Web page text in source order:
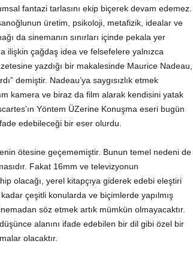
fantazi tarlasını ekip biçerek devam edemez.
üretim, psikoloji, metafizik, idealar ve
da sinemanın sınırları içinde pekala yer
ilişkin çağdaş idea ve felsefelere yalnızca
yazdığı bir makalesinde Maurice Nadeau,
demiştir. Nadeau’ya saygısızlık etmek
kamera ve biraz da film alarak kendisini yatak
Yöntem ÜZerine Konuşma eseri bugün
edebileceği bir eser olurdu.
ötesine geçememiştir. Bunun temel nedeni de
Fakat 16mm ve televizyonun
olacağı, yerel kitapçıya giderek edebi eleştiri
çeşitli konularda ve biçimlerde yapılmış
söz etmek artık mümkün olmayacaktır.
alanını ifade edebilen bir dil gibi özel bir
olacaktır.